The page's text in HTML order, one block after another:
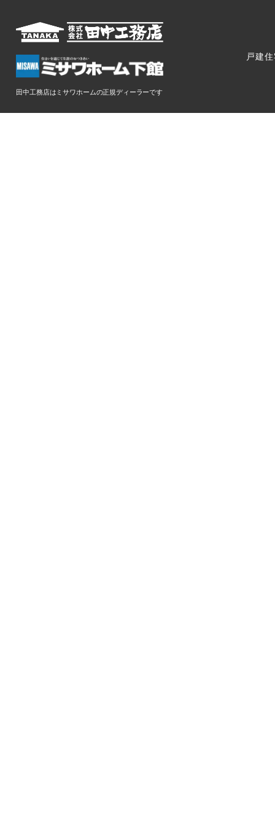
田中工務店はミサワホームの正規ディーラーです
戸建